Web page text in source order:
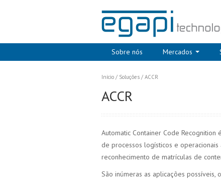
Sobre nós Mercados
Início / Soluções / ACCR
ACCR
Automatic Container Code
de processos logísticos e
reconhecimento de matrículas de
São inúmeras as aplicações